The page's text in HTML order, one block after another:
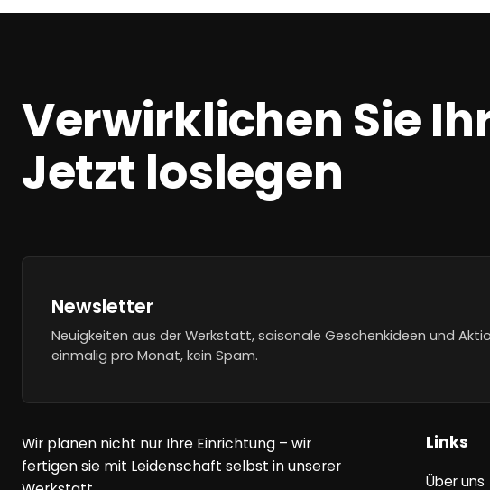
Verwirklichen Sie
Jetzt loslegen
Newsletter
Neuigkeiten aus der Werkstatt, saisonale Geschenkideen und
einmalig pro Monat, kein Spam.
Wir planen nicht nur Ihre Einrichtung – wir
fertigen sie mit Leidenschaft selbst in unserer
Links
Über uns